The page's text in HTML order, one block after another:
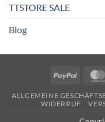
TTSTORE SALE
Blog
PayPal
ALLGEMEINE
WIDERRUF